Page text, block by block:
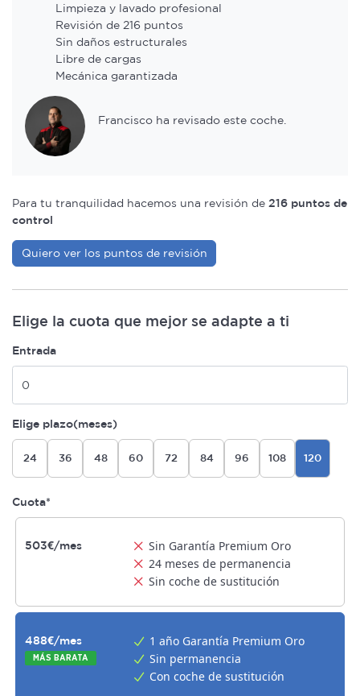
Limpieza y lavado profesional
Revisión de 216 puntos
Sin daños estructurales
Libre de cargas
Mecánica garantizada
Francisco ha revisado este coche.
Para tu tranquilidad hacemos una revisión de 216 puntos de
control
Quiero ver los puntos de revisión
Elige la cuota que mejor se adapte a ti
Entrada
Elige plazo(meses)
24 36 48 60 72 84 96 108 120
Cuota*
503€/mes
Sin Garantía Premium Oro
24 meses de permanencia
Sin coche de sustitución
488€/mes
MÁS BARATA
1 año Garantía Premium Oro
Sin permanencia
Con coche de sustitución